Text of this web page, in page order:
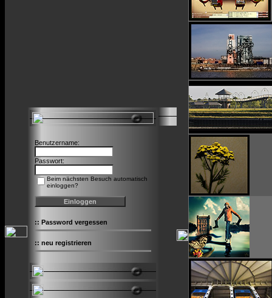
Benutzername:
Passwort:
Beim nächsten Besuch automatisch
einloggen?
:: Password vergessen
:: neu registrieren